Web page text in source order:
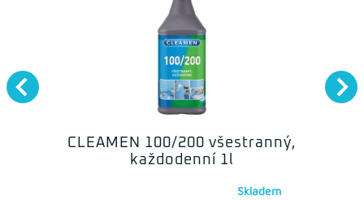
CLEAMEN 100/200 všestranný,
každodenní 1l
Skladem